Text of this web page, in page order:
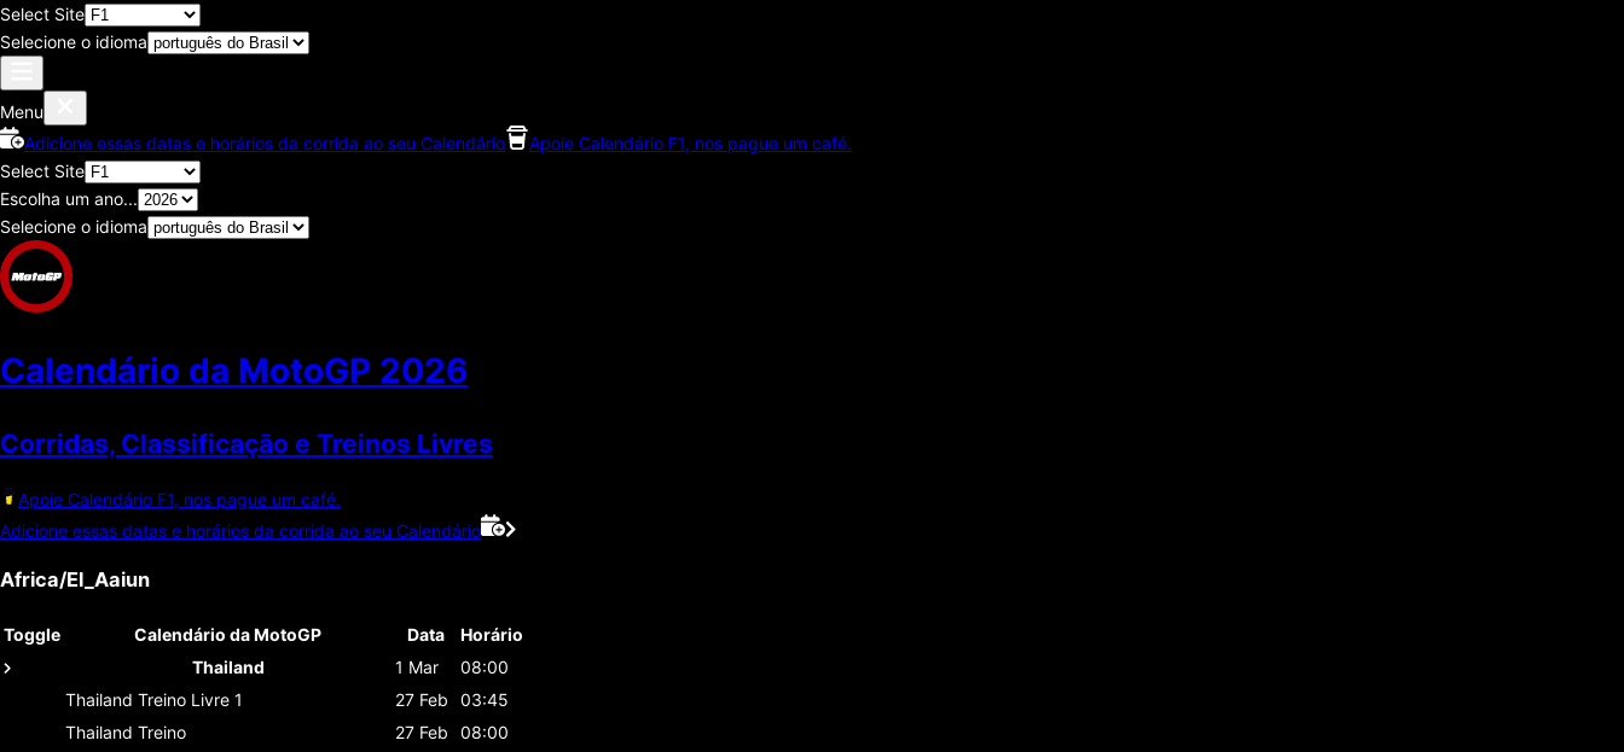
Select Site
Selecione o idioma
Menu
Adicione essas datas e horários da corrida ao seu Calendário
Apoie Calendário F1, nos pague um café.
Select Site
Escolha um ano...
Selecione o idioma
Calendário da MotoGP 2026
Corridas, Classificaçāo e Treinos Livres
Apoie Calendário F1, nos pague um café.
Adicione essas datas e horários da corrida ao seu Calendário
Africa/El_Aaiun
Toggle Calendário da MotoGP Data
Horário
Thailand
1 Mar
08:00
Thailand Treino Livre 1 27 Feb
03:45
Thailand Treino 27 Feb
08:00